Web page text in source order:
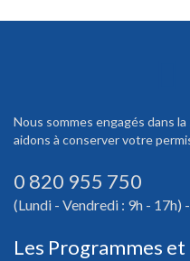
Nous sommes engagés dans
aidons à conserver votre
0 820 955 750
(Lundi - Vendredi : 9h -
Les Programmes